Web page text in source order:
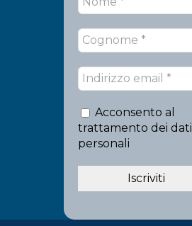
Acconsento al
trattamento dei dati
personali